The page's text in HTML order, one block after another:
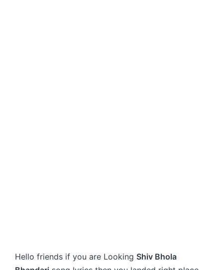
Hello friends if you are Looking Shiv Bhola